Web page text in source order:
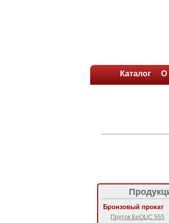
Каталог О
Бронзовый прокат
Пруток БрОЦС 555